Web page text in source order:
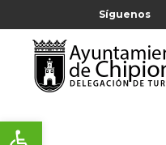
Abrir barra de herramientas
Síguenos